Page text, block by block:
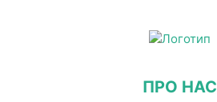
ПРО НАС